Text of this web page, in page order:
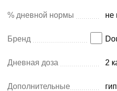
% дневной нормы не
Бренд
Дневная доза 2
Дополнительные